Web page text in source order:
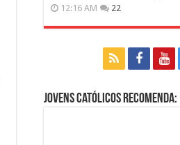
12:16 AM 22
Jovens Católicos Recomenda: